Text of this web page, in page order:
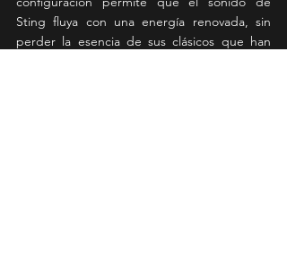
Sting fluya con una energía renovada, sin
perder la esencia de sus clásicos que han